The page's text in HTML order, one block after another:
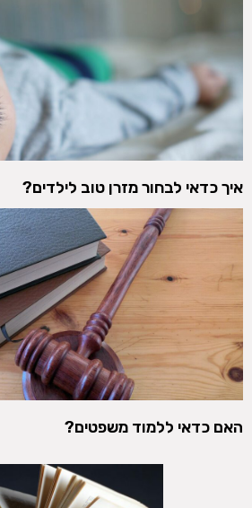
איך כדאי לבחור מזרן טוב לילדים?
האם כדאי ללמוד משפטים?